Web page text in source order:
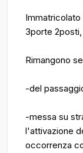
3porte 2posti,
Rimangono
-del
-messa su
l'attivazione
occorrenza